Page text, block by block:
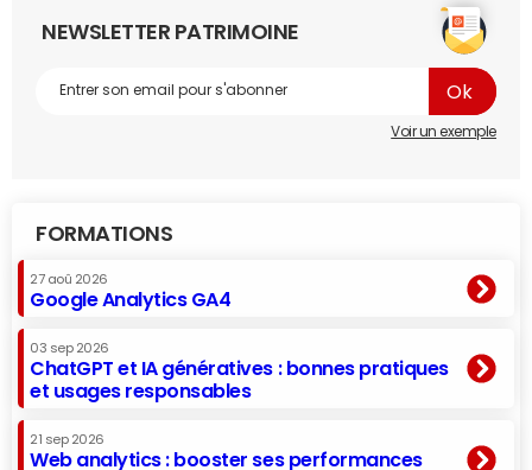
NEWSLETTER PATRIMOINE
Voir un exemple
FORMATIONS
27 aoû 2026
Google Analytics GA4
03 sep 2026
ChatGPT et IA génératives : bonnes pratiques
et usages responsables
21 sep 2026
Web analytics : booster ses performances